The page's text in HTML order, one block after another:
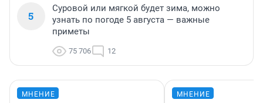
5
Суровой или мягкой будет зима, можно
узнать по погоде 5 августа — важные
приметы
75 706 12
МНЕНИЕ МНЕНИЕ